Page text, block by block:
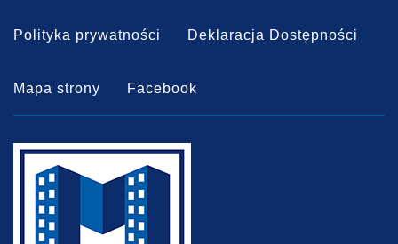
Polityka prywatności Deklaracja Dostępności
Mapa strony Facebook